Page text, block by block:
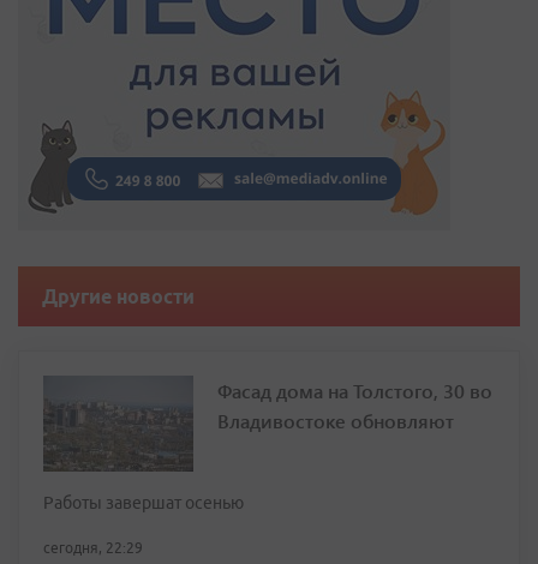
Другие новости
Фасад дома на Толстого, 30 во
Владивостоке обновляют
Работы завершат осенью
сегодня, 22:29